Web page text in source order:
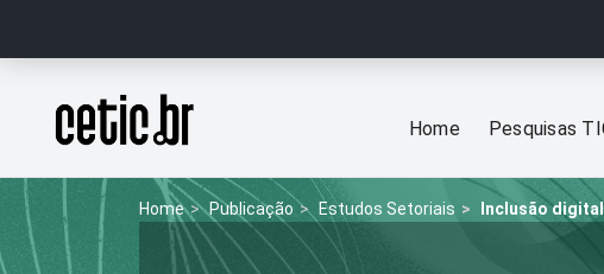
Página inicial
Home Pesquisas
Home Publicação Estudos Setoriais Inclusão